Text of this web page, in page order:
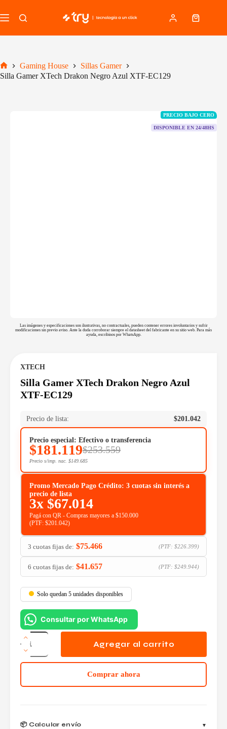
al
contenido
Carro
Inicio
Gaming House
Sillas Gamer
Silla Gamer XTech Drakon Negro Azul XTF-EC129
PRECIO BAJO CERO
DISPONIBLE EN 24/48HS
Las imágenes y especificaciones son ilustrativas, no contractuales, pueden contener errores involuntarios y sufrir
modificaciones sin previo aviso. Ante la duda corroborar siempre el datasheet del fabricante en su sitio web. Para más
ayuda, escribinos por WhatsApp.
XTECH
Silla Gamer XTech Drakon Negro Azul
XTF-EC129
Precio de lista: $201.042
Precio especial: Efectivo o transferencia
$181.119$253.559
Precio s/imp. nac. $149.685
Promo Mercado Pago Crédito: 3 cuotas sin interés a
precio de lista
3x $67.014
Pagá con QR - Compras mayores a $150.000
(PTF: $201.042)
3 cuotas fijas de: $75.466 (PTF: $226.399)
6 cuotas fijas de: $41.657 (PTF: $249.944)
Solo quedan 5 unidades disponibles
Consultar por WhatsApp
Silla
Gamer
XTech
Drakon
XTF-
Agregar al carrito
Comprar ahora
📦 Calcular envío